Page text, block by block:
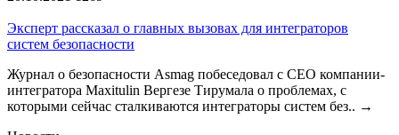
Эксперт рассказал о главных вызовах для интеграторов
систем безопасности
Журнал о безопасности Asmag побеседовал с CEO компании-
интегратора Maxitulin Вергезе Тирумала о проблемах, с
которыми сейчас сталкиваются интеграторы систем без.. →